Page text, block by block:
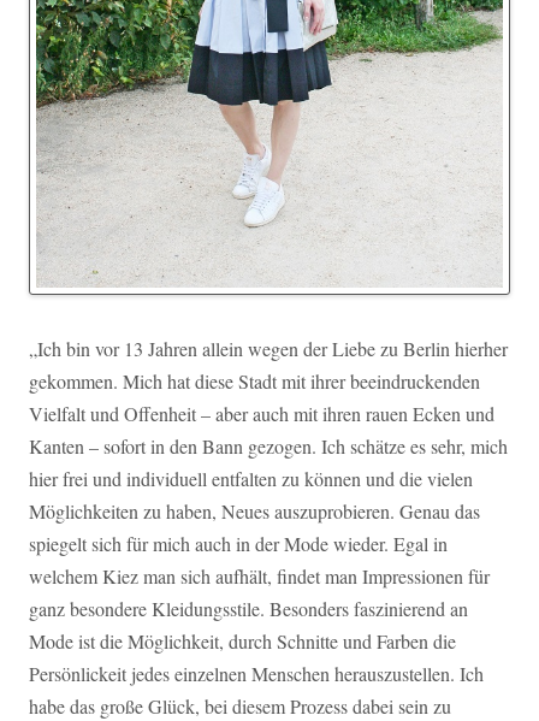
„Ich bin vor 13 Jahren allein wegen der Liebe zu Berlin hierher
gekommen. Mich hat diese Stadt mit ihrer beeindruckenden
Vielfalt und Offenheit – aber auch mit ihren rauen Ecken und
Kanten – sofort in den Bann gezogen. Ich schätze es sehr, mich
hier frei und individuell entfalten zu können und die vielen
Möglichkeiten zu haben, Neues auszuprobieren. Genau das
spiegelt sich für mich auch in der Mode wieder. Egal in
welchem Kiez man sich aufhält, findet man Impressionen für
ganz besondere Kleidungsstile. Besonders faszinierend an
Mode ist die Möglichkeit, durch Schnitte und Farben die
Persönlickeit jedes einzelnen Menschen herauszustellen. Ich
habe das große Glück, bei diesem Prozess dabei sein zu